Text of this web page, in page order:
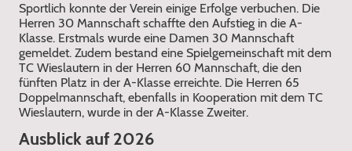
Sportlich konnte der Verein einige Erfolge verbuchen. Die
Herren 30 Mannschaft schaffte den Aufstieg in die A-
Klasse. Erstmals wurde eine Damen 30 Mannschaft
gemeldet. Zudem bestand eine Spielgemeinschaft mit dem
TC Wieslautern in der Herren 60 Mannschaft, die den
fünften Platz in der A-Klasse erreichte. Die Herren 65
Doppelmannschaft, ebenfalls in Kooperation mit dem TC
Wieslautern, wurde in der A-Klasse Zweiter.
Ausblick auf 2026